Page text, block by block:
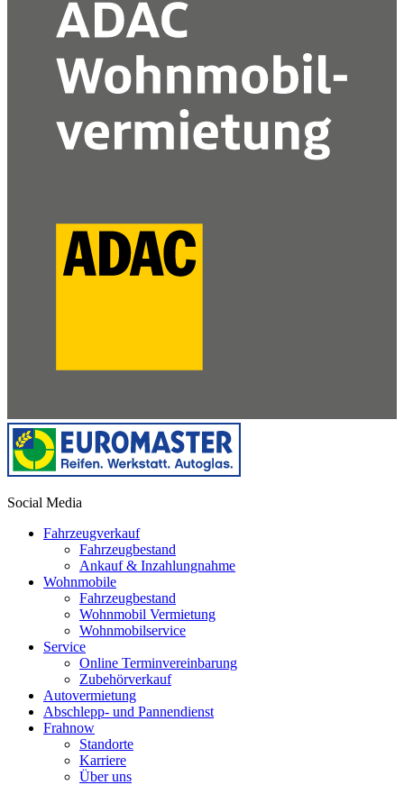
Social Media
Fahrzeugverkauf
Fahrzeugbestand
Ankauf & Inzahlungnahme
Wohnmobile
Fahrzeugbestand
Wohnmobil Vermietung
Wohnmobilservice
Service
Online Terminvereinbarung
Zubehörverkauf
Autovermietung
Abschlepp- und Pannendienst
Frahnow
Standorte
Karriere
Über uns